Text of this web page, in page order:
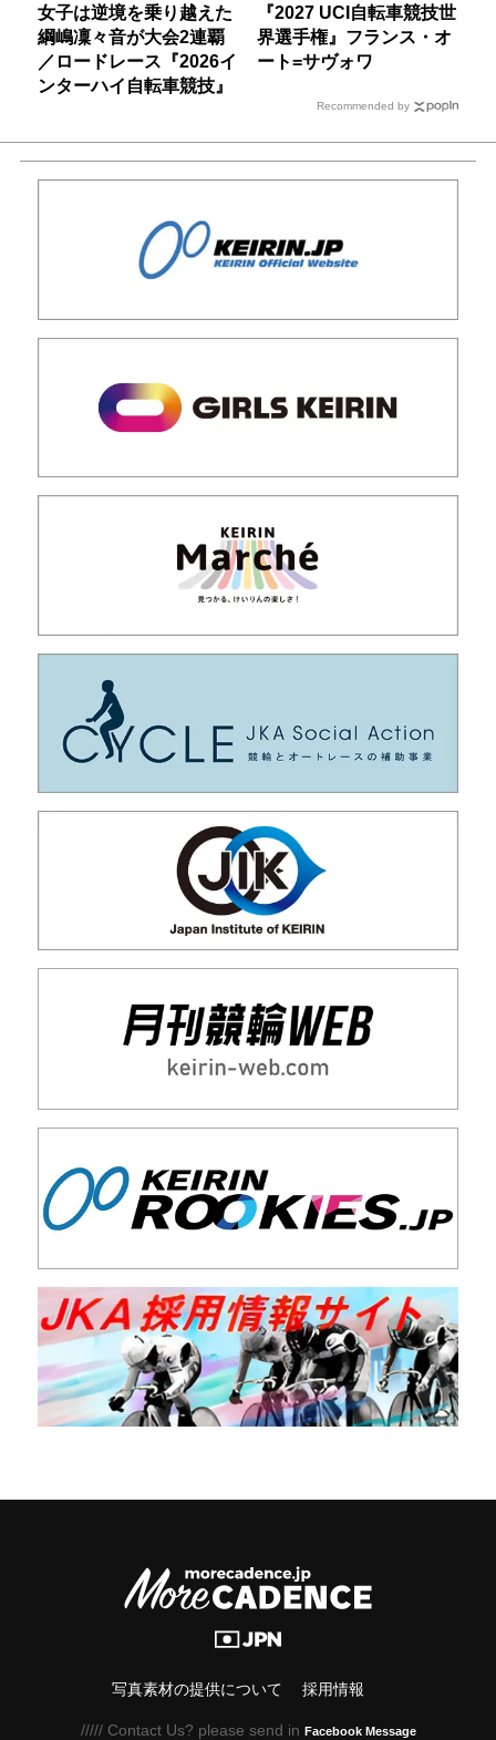
女子は逆境を乗り越えた
綱嶋凜々音が大会2連覇
／ロードレース『2026イ
ンターハイ自転車競技』
『2027 UCI自転車競技世
界選手権』フランス・オ
ート=サヴォワ
Recommended by
写真素材の提供について 採用情報
///// Contact Us? please send in Facebook Message